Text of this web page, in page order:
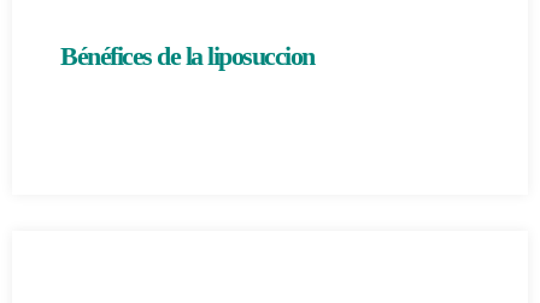
Bénéfices de la liposuccion